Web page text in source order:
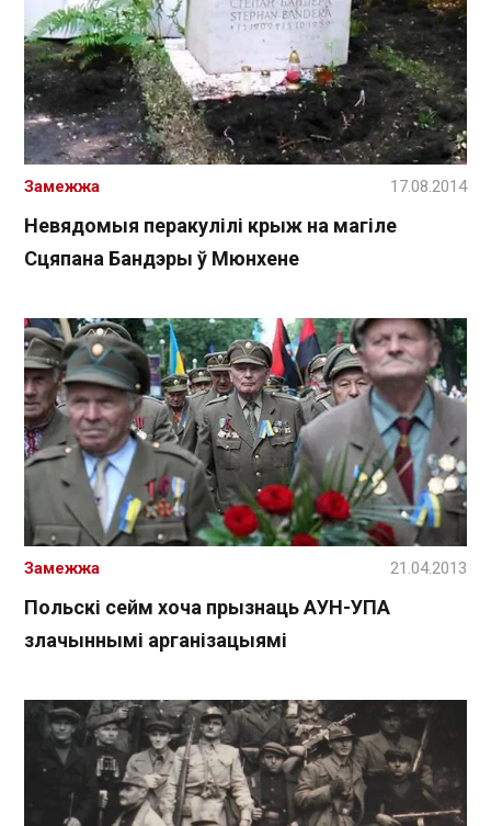
Невядомыя перакулілі крыж на магіле
Сцяпана Бандэры ў Мюнхене
Замежжа 17.08.2014
Польскі сейм хоча прызнаць АУН-УПА
злачыннымі арганізацыямі
Замежжа 21.04.2013